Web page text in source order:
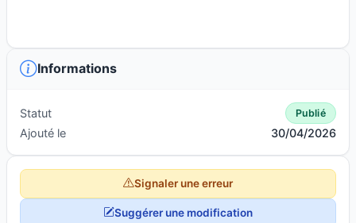
Informations
Statut Publié
Ajouté le 30/04/2026
Signaler une erreur
Suggérer une modification